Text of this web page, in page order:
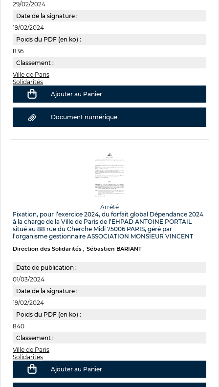
29/02/2024
Date de la signature :
19/02/2024
Poids du PDF (en ko) :
836
Classement :
Ville de Paris
Solidarités
Ajouter au Panier
Document numérique
Arrêté
Fixation, pour l’exercice 2024, du forfait global Dépendance 2024
à la charge de la Ville de Paris de l’EHPAD ANTOINE PORTAIL
situé au 88 rue du Cherche Midi 75006 PARIS, géré par
l’organisme gestionnaire ASSOCIATION MONSIEUR VINCENT
Direction des Solidarités Sébastien BARIANT
Date de publication :
01/03/2024
Date de la signature :
19/02/2024
Poids du PDF (en ko) :
840
Classement :
Ville de Paris
Solidarités
Ajouter au Panier